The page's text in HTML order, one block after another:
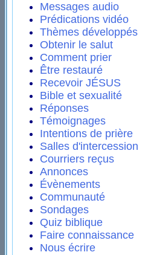
Messages audio
Prédications vidéo
Thèmes développés
Obtenir le salut
Comment prier
Être restauré
Recevoir JÉSUS
Bible et sexualité
Réponses
Témoignages
Intentions de prière
Salles d'intercession
Courriers reçus
Annonces
Évènements
Communauté
Sondages
Quiz biblique
Faire connaissance
Nous écrire